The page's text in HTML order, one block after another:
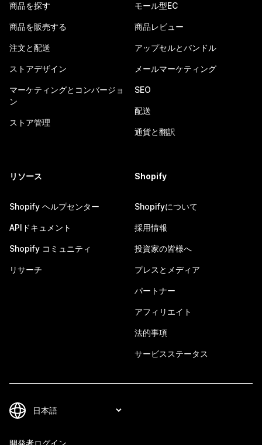
商品を探す
商品を販売する
注文と配送
ストアデザイン
マーケティングとコンバージョ
ン
ストア管理
モール型EC
商品レビュー
アップセルとバンドル
メールマーケティング
SEO
配送
通貨と翻訳
リソース
Shopify ヘルプセンター
APIドキュメント
Shopify コミュニティ
リサーチ
Shopify
Shopifyについて
採用情報
投資家の皆様へ
プレスとメディア
パートナー
アフィリエイト
法的事項
サービスステータス
開発者ログイン